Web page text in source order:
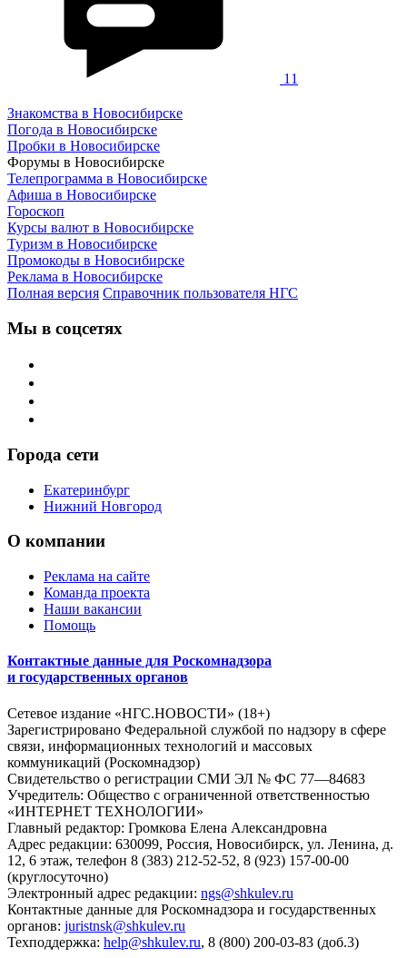
11
Знакомства в Новосибирске
Погода в Новосибирске
Пробки в Новосибирске
Форумы в Новосибирске
Телепрограмма в Новосибирске
Афиша в Новосибирске
Гороскоп
Курсы валют в Новосибирске
Туризм в Новосибирске
Промокоды в Новосибирске
Реклама в Новосибирске
Полная версия Справочник пользователя НГС
Мы в соцсетях
Города сети
Екатеринбург
Нижний Новгород
О компании
Реклама на сайте
Команда проекта
Наши вакансии
Помощь
Контактные данные для Роскомнадзора
и государственных органов
Сетевое издание «НГС.НОВОСТИ» (18+)
Зарегистрировано Федеральной службой по надзору в сфере
связи, информационных технологий и массовых
коммуникаций (Роскомнадзор)
Свидетельство о регистрации СМИ ЭЛ № ФС 77—84683
Учредитель: Общество с ограниченной ответственностью
«ИНТЕРНЕТ ТЕХНОЛОГИИ»
Главный редактор: Громкова Елена Александровна
Адрес редакции: 630099, Россия, Новосибирск, ул. Ленина, д.
12, 6 этаж, телефон 8 (383) 212-52-52, 8 (923) 157-00-00
(круглосуточно)
Электронный адрес редакции: ngs@shkulev.ru
Контактные данные для Роскомнадзора и государственных
органов: juristnsk@shkulev.ru
Техподдержка: help@shkulev.ru, 8 (800) 200-03-83 (доб.3)